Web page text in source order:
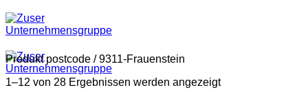
Zum
Inhalt
springen
Produkt postcode /9311-Frauenstein
1–12 von 28 Ergebnissen werden angezeigt